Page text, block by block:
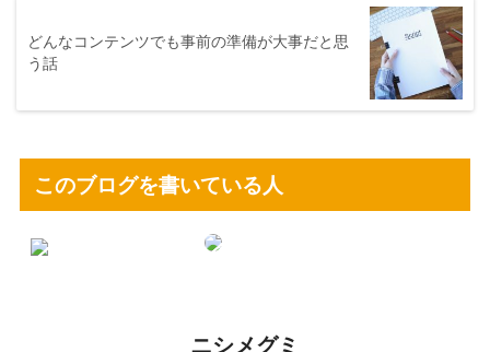
どんなコンテンツでも事前の準備が大事だと思
う話
このブログを書いている人
ニシメグミ